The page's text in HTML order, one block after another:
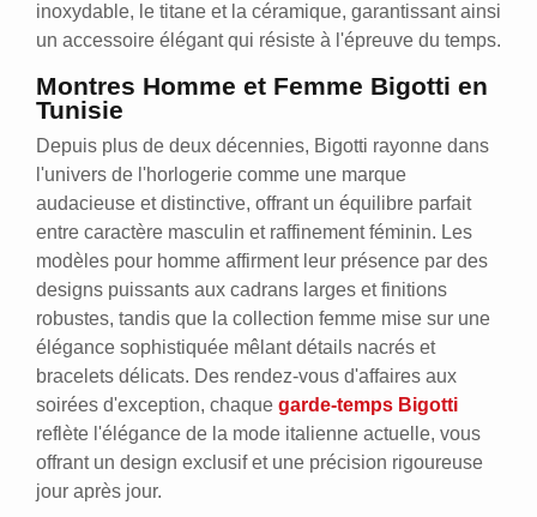
inoxydable, le titane et la céramique, garantissant ainsi
un accessoire élégant qui résiste à l'épreuve du temps.
Montres Homme et Femme Bigotti en
Tunisie
Depuis plus de deux décennies, Bigotti rayonne dans
l'univers de l'horlogerie comme une marque
audacieuse et distinctive, offrant un équilibre parfait
entre caractère masculin et raffinement féminin. Les
modèles pour homme affirment leur présence par des
designs puissants aux cadrans larges et finitions
robustes, tandis que la collection femme mise sur une
élégance sophistiquée mêlant détails nacrés et
bracelets délicats. Des rendez-vous d'affaires aux
soirées d'exception, chaque garde-temps Bigotti
reflète l'élégance de la mode italienne actuelle, vous
offrant un design exclusif et une précision rigoureuse
jour après jour.